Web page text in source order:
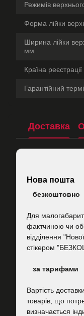
Режимів
Форма лійки
Ширина лійки
мм
Країна
Гарантійний
Доставка
Нова пошта
безкоштовно
Для
фактчиною чи
відділення
стікером
за тарифами
Вартість
товарів, що
визначається